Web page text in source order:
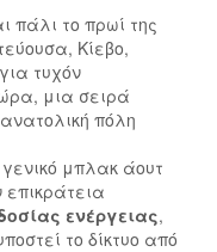
πάλι το πρωί της
Κίεβο,
τυχόν
ώρα, μια σειρά
πόλη
μπλακ άουτ
ενέργειας,
το δίκτυο από